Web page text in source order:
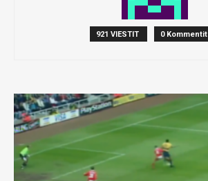
921 VIESTIT 0 Kommentit